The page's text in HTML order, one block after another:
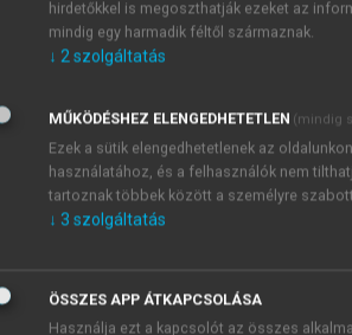
azonosítóval
hirdetőkkel is megoszthatják ezeket az
mindig egy harmadik féltől származnak.
↓ 2szolgáltatás
MŰKÖDÉSHEZ ELENGEDHETETLEN (mindig
Ezek a sütik elengedhetetlenek az
használatához, és a felhasználók nem
tartoznak többek között a személyre
↓ 3 szolgáltatás
ÖSSZES APP ÁTKAPCSOLÁSA
Használja ezt a kapcsolót az összes